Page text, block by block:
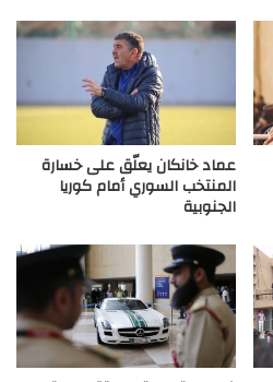
عماد خانكان يعلّق على خسارة
المنتخب السوري أمام كوريا
الجنوبية